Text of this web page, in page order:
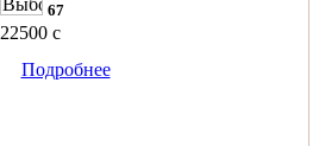
67
22500 c
Подробнее